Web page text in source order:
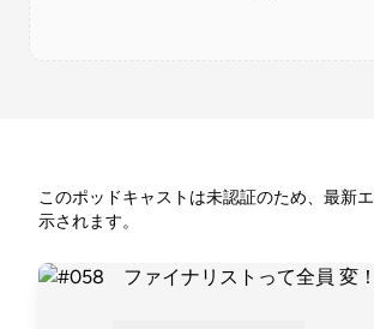
このポッドキャストは未認証のため、最新
示されます。